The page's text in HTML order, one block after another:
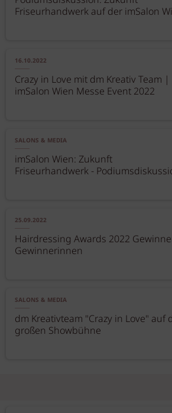
Friseurhandwerk auf der imSalon
16.10.2022
Crazy in Love mit dm Kreativ Team |
imSalon Wien Messe Event 2022
SALONS & MEDIA
imSalon Wien: Zukunft
Friseurhandwerk -
25.09.2022
Hairdressing Awards 2022
Gewinnerinnen
SALONS & MEDIA
dm Kreativteam "Crazy in Love" auf
großen Showbühne